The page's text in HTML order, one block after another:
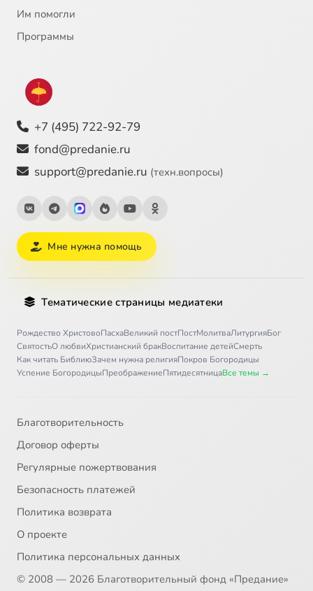
Им помогли
Программы
+7 (495) 722-92-79
fond@predanie.ru
support@predanie.ru (техн.вопросы)
Мне нужна помощь
Тематические страницы медиатеки
Рождество ХристовоПасхаВеликий постПостМолитваЛитургияБог
СвятостьО любвиХристианский бракВоспитание детейСмерть
Как читать БиблиюЗачем нужна религияПокров Богородицы
Успение БогородицыПреображениеПятидесятницаВсе темы →
Благотворительность
Договор оферты
Регулярные пожертвования
Безопасность платежей
Политика возврата
О проекте
Политика персональных данных
© 2008 — 2026 Благотворительный фонд «Предание»